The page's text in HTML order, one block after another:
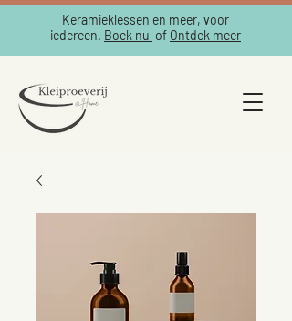
Keramieklessen en meer, voor
iedereen. Boek nu of Ontdek meer